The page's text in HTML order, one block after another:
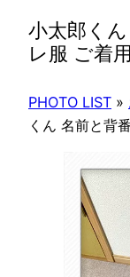
小太郎く
レ服 ご着
PHOTO LIST »
くん 名前と背